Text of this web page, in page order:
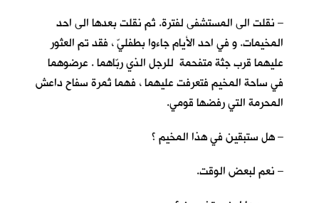
– نقلت الى المستشفى لفترة. ثم نقلت بعدها الى احد
المخيمات. و في احد الأيام جاءوا بطفليّ ، فقد تم العثور
عليهما قرب جثة متفحمة للرجل الذي ربّاهما . عرضوهما
في ساحة المخيم فتعرفت عليهما ، فهما ثمرة سفاح داعش
المحرمة التي رفضها قومي.
– هل ستبقين في هذا المخيم ؟
– نعم لبعض الوقت.